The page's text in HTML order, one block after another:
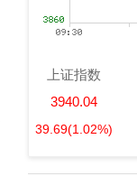
上证指数
3940.04
39.69(1.02%)